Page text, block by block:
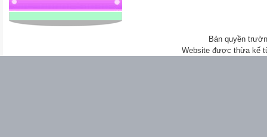
Bản quyền
Website được thừa kế